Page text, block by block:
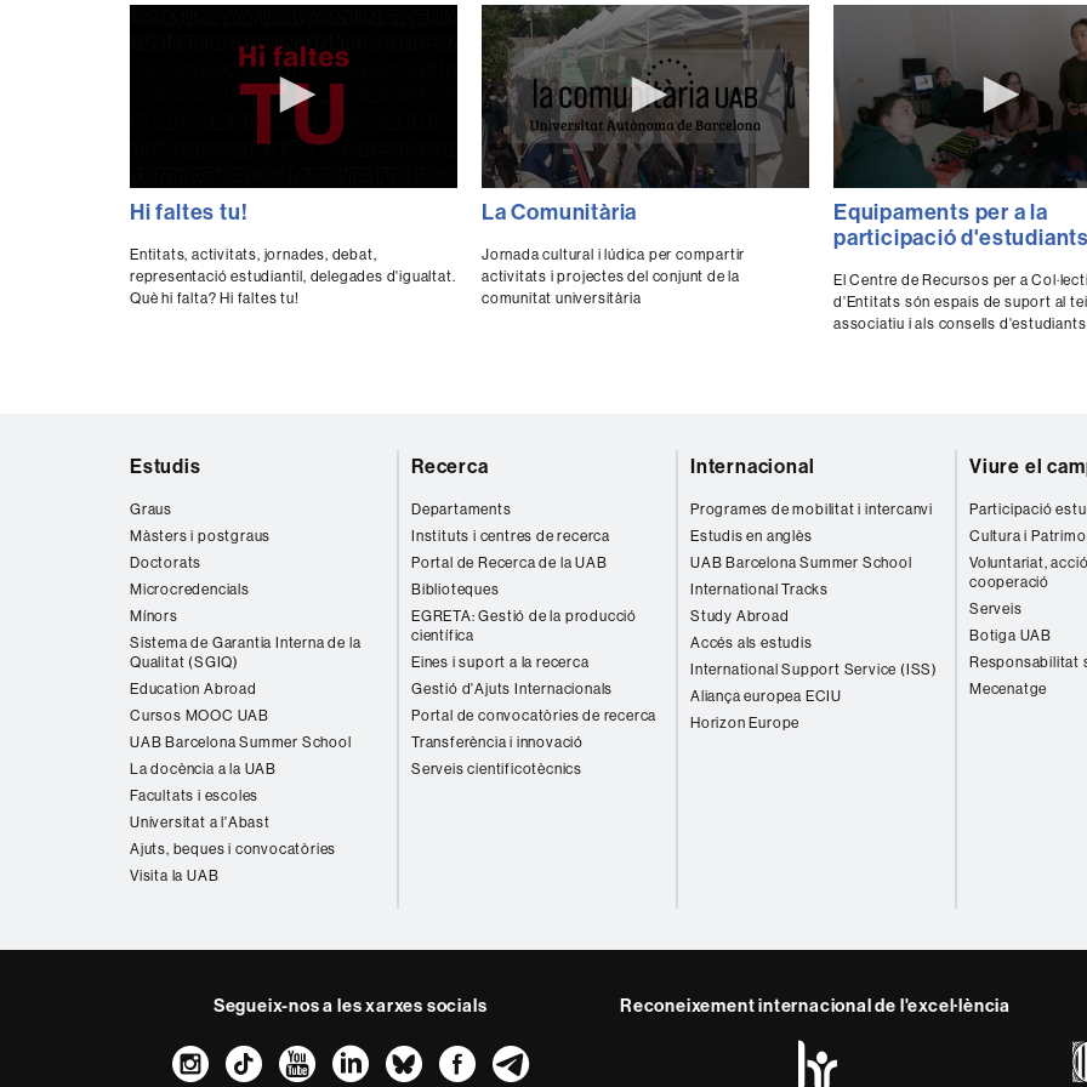
seconds
0
secondsVolume
90%
Hi faltes tu!
Entitats, activitats, jornades, debat,
representació estudiantil, delegades d'igualtat.
Què hi falta? Hi faltes tu!
seconds
0
secondsVolume
90%
La Comunitària
Jornada cultural i lúdica per compartir
activitats i projectes del conjunt de la
comunitat universitària
seconds
of
0
secondsVolume
90%
Equipaments per a la
participació d'estudiants
El Centre de Recursos per a
d'Entitats són espais de suport al
associatiu i als consells d'estudiants
Estudis
Graus
Màsters i postgraus
Doctorats
Microcredencials
Mínors
Sistema de Garantia Interna de la
Qualitat (SGIQ)
Education Abroad
Cursos MOOC UAB
UAB Barcelona Summer School
La docència a la UAB
Facultats i escoles
Universitat a l'Abast
Ajuts, beques i convocatòries
Visita la UAB
Recerca
Departaments
Instituts i centres de recerca
Portal de Recerca de la UAB
Biblioteques
EGRETA: Gestió de la producció
científica
Eines i suport a la recerca
Gestió d'Ajuts Internacionals
Portal de convocatòries de recerca
Transferència i innovació
Serveis cientificotècnics
Internacional
Programes de mobilitat i intercanvi
Estudis en anglès
UAB Barcelona Summer School
International Tracks
Study Abroad
Accés als estudis
International Support Service (ISS)
Aliança europea ECIU
Horizon Europe
Viure el
Participació
Cultura i
Voluntariat,
cooperació
Serveis
Botiga UAB
Responsabilitat
Mecenatge
Segueix-nos a les xarxes socials
Instagram
TikTokYouTube
LinkedIn
BlueskyFacebook
Telegram
Reconeixement internacional de l'excel·lència